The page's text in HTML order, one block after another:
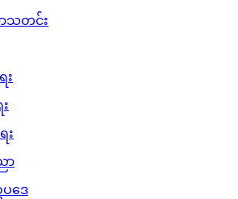
သတင်း
း
း
ာ
ဒေ